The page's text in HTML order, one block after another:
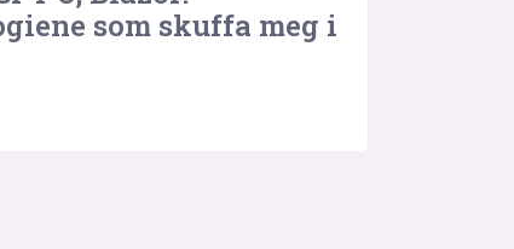
som skuffa meg i